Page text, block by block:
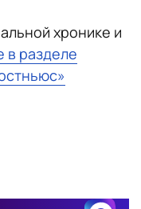
хронике и
в разделе